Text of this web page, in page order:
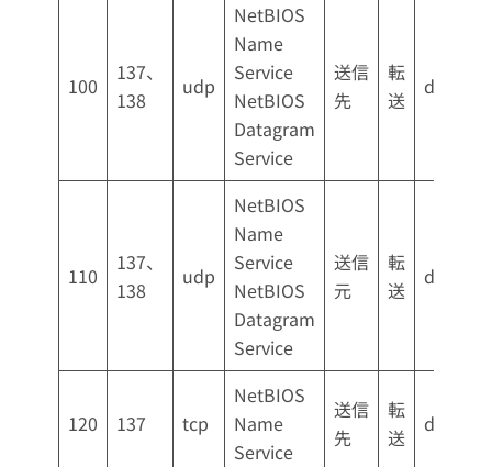
100
137、
138
udp
NetBIOS
Name
Service
NetBIOS
Datagram
Service
送信
先
転
送
drop
110
137、
138
udp
NetBIOS
Name
Service
NetBIOS
Datagram
Service
送信
元
転
送
drop
120 137 tcp
NetBIOS
Name
Service
送信
先
転
送
drop